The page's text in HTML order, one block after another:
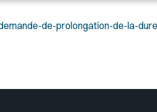
de-prolongation-de-la-